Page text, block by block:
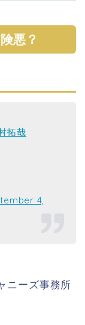
悪？
拓哉
4,
ニーズ事務所